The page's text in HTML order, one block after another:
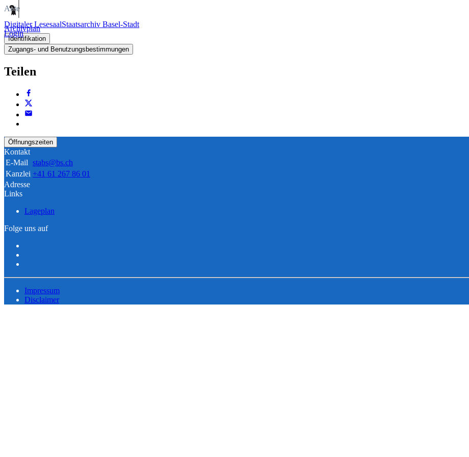
Digitaler LesesaalStaatsarchiv Basel-Stadt
Login
Akte
Archivplan
Identifikation
Zugangs- und Benutzungsbestimmungen
Teilen
Öffnungszeiten
Kontakt
E-Mail stabs@bs.ch
Kanzlei +41 61 267 86 01
Adresse
Links
Lageplan
Folge uns auf
Impressum
Disclaimer